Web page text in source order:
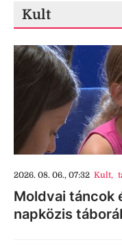
Kult
2026. 08. 06., 07:32 Kult,
Moldvai táncok
napközis